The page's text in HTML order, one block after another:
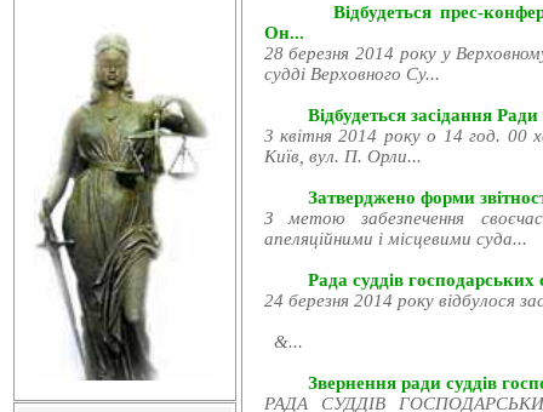
Відбудеться прес-
Он...
28 березня 2014 року у
судді Верховного Су...
Відбудеться засідання
3 квітня 2014 року о 14 год. 00
Київ, вул. П. Орли...
Затверджено форми
З метою забезпечення
апеляційними і місцевими суда...
Рада суддів господарських
24 березня 2014 року відбулося
&...
Звернення ради суддів
РАДА СУДДІВ